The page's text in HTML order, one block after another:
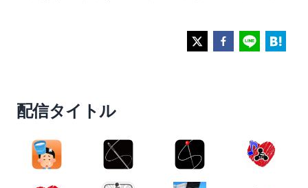
配信タイトル